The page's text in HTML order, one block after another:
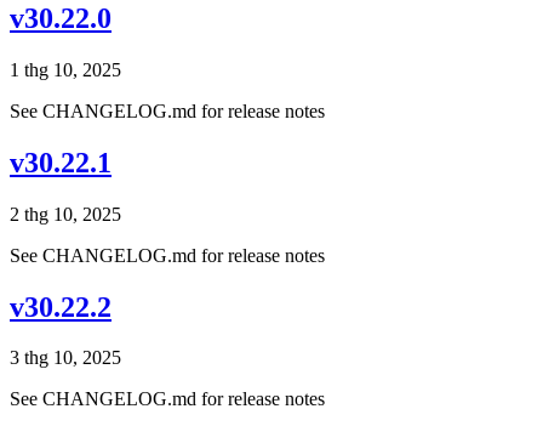
v30.22.0
1 thg 10, 2025
See CHANGELOG.md for release notes
v30.22.1
2 thg 10, 2025
See CHANGELOG.md for release notes
v30.22.2
3 thg 10, 2025
See CHANGELOG.md for release notes